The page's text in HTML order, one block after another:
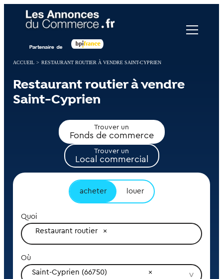
ACCUEIL > RESTAURANT ROUTIER À VENDRE SAINT-CYPRIEN
Restaurant routier à vendre
Saint-Cyprien
Trouver un
Fonds de commerce
Trouver un
Local commercial
acheter louer
Quoi
Restaurant routier
Où
Saint-Cyprien (66750)
Panneau de gestion des cookies